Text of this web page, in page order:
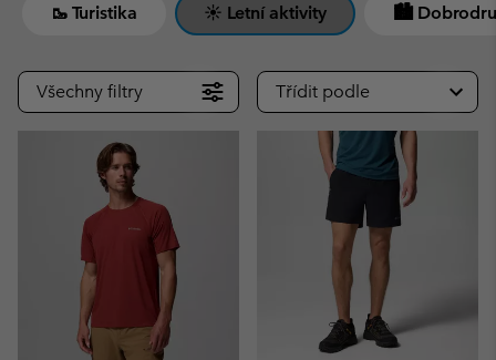
🥾 Turistika ☀ Letní aktivity 🏙
Všechny filtry Třídit podle